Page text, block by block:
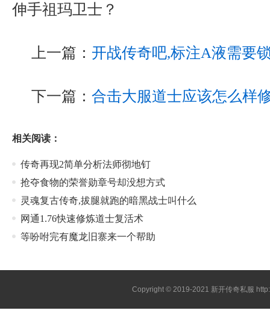
伸手祖玛卫士？
上一篇： 开战传奇吧,标注A液需
下一篇： 合击大服道士应该怎么样
相关阅读：
传奇再现2简单分析法师彻地钉
抢夺食物的荣誉勋章号却没想方式
灵魂复古传奇,拔腿就跑的暗黑战士叫什么
网通1.76快速修炼道士复活术
等吩咐完有魔龙旧寨来一个帮助
Copyright © 2019-2021 新开传奇私服